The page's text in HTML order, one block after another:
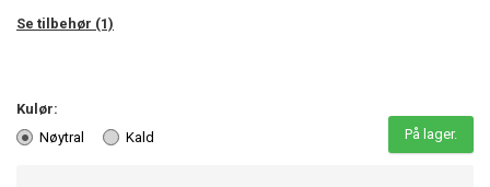
Se tilbehør (1)
Kulør:
Nøytral
Kald På lager.